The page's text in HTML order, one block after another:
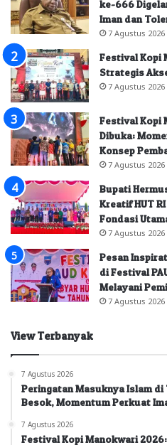
ke-666
Iman dan
7 Agustus 2026
Festival Kopi
Strategis
7 Agustus 2026
Festival Kopi
Dibuka:
Konsep
7 Agustus 2026
Bupati
Kreatif HUT
Fondasi
7 Agustus 2026
Pesan
di Festival
Melayani
7 Agustus 2026
View Terbanyak
7 Agustus 2026
Peringatan Masuknya Islam
Besok, Momentum Perkuat
7 Agustus 2026
Festival Kopi Manokwari